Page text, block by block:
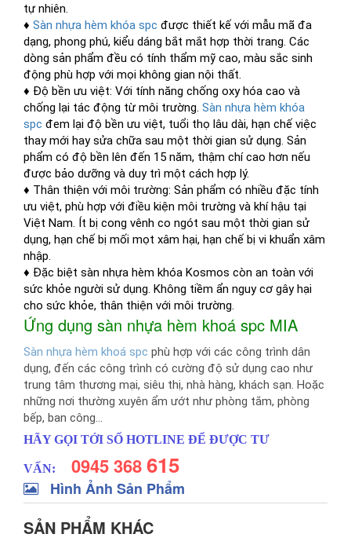
tự nhiên.
♦ Sàn nhựa hèm khóa spc được thiết kế với mẫu mã đa
dạng, phong phú, kiểu dáng bắt mắt hợp thời trang. Các
dòng sản phẩm đều có tính thẩm mỹ cao, màu sắc sinh
động phù hợp với mọi không gian nội thất.
♦ Độ bền ưu việt: Với tính năng chống oxy hóa cao và
chống lại tác động từ môi trường. Sàn nhựa hèm khóa
spc đem lại độ bền ưu việt, tuổi thọ lâu dài, hạn chế việc
thay mới hay sửa chữa sau một thời gian sử dụng. Sản
phẩm có độ bền lên đến 15 năm, thậm chí cao hơn nếu
được bảo dưỡng và duy trì một cách hợp lý.
♦ Thân thiện với môi trường: Sản phẩm có nhiều đặc tính
ưu việt, phù hợp với điều kiện môi trường và khí hậu tại
Việt Nam. Ít bị cong vênh co ngót sau một thời gian sử
dụng, hạn chế bị mối mọt xâm hại, hạn chế bị vi khuẩn xâm
nhập.
♦ Đặc biệt sàn nhựa hèm khóa Kosmos còn an toàn với
sức khỏe người sử dụng. Không tiềm ẩn nguy cơ gây hại
cho sức khỏe, thân thiện với môi trường.
Ứng dụng sàn nhựa hèm khoá spc MIA
Sàn nhựa hèm khoá spc phù hợp với các công trình dân
dụng, đến các công trình có cường độ sử dụng cao như
trung tâm thương mại, siêu thị, nhà hàng, khách sạn. Hoặc
những nơi thường xuyên ẩm ướt như phòng tắm, phòng
bếp, ban công…
HÃY GỌI TỚI SỐ HOTLINE ĐỂ ĐƯỢC TƯ
VẤN: 0945 368615
Hình Ảnh Sản Phẩm
SẢN PHẨM KHÁC